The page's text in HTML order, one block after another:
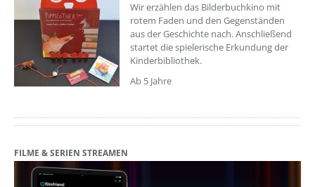
Wir erzählen das Bilderbuchkino mit
rotem Faden und den Gegenständen
aus der Geschichte nach. Anschließend
startet die spielerische Erkundung der
Kinderbibliothek.
Ab 5 Jahre
FILME & SERIEN STREAMEN